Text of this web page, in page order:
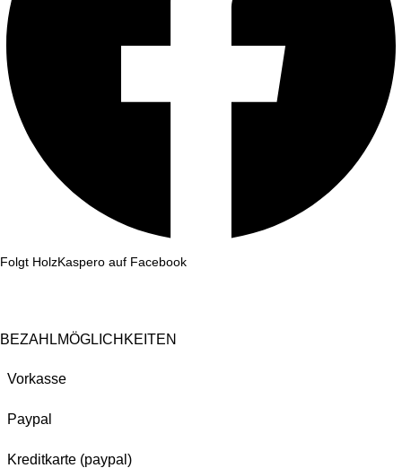
Folgt HolzKaspero auf Facebook
BEZAHLMÖGLICHKEITEN
Vorkasse
Paypal
Kreditkarte (paypal)